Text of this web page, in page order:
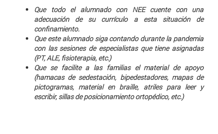
Que todo el alumnado con NEE cuente con una
adecuación de su currículo a esta situación de
confinamiento.
Que este alumnado siga contando durante la pandemia
con las sesiones de especialistas que tiene asignadas
(PT, ALE, fisioterapia, etc.)
Que se facilite a las familias el material de apoyo
(hamacas de sedestación, bipedestadores, mapas de
pictogramas, material en braille, atriles para leer y
escribir, sillas de posicionamiento ortopédico, etc.)